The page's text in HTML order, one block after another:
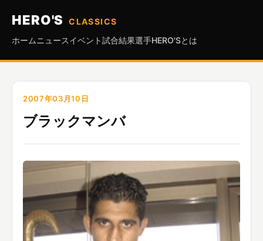
HERO'S
CLASSICS
ホーム ニュースイベント試合結果選手HERO'Sとは
2007年03月10日
ブラックマンバ